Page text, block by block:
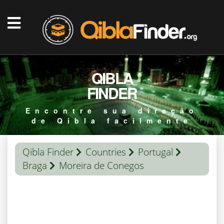
QIBLA
FINDER
Encontre sua direção
de Qibla facilmente
Qibla Finder Countries
Portugal
Braga
Moreira de Conegos